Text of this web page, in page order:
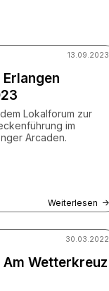
13.09.2023
Lokalforum zur
im
Arcaden.
Weiterlesen
30.03.2022
Wetterkreuz